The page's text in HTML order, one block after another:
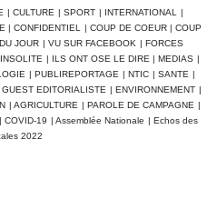
| CULTURE | SPORT | INTERNATIONAL |
| CONFIDENTIEL | COUP DE COEUR | COUP
JOUR | VU SUR FACEBOOK | FORCES
INSOLITE | ILS ONT OSE LE DIRE | MEDIAS |
| PUBLIREPORTAGE | NTIC | SANTE |
GUEST EDITORIALISTE | ENVIRONNEMENT |
| AGRICULTURE | PAROLE DE CAMPAGNE |
| COVID-19 | Assemblée Nationale | Echos des
2022